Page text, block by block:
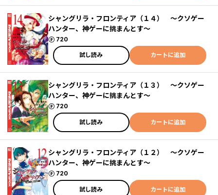
シャングリラ・フロンティア（１４） ～クソゲー
ハンター、神ゲーに挑まんとす～
720
ポイント
試し読み カートに追加
シャングリラ・フロンティア（１３） ～クソゲー
ハンター、神ゲーに挑まんとす～
720
ポイント
試し読み カートに追加
シャングリラ・フロンティア（１２） ～クソゲー
ハンター、神ゲーに挑まんとす～
720
ポイント
試し読み カートに追加